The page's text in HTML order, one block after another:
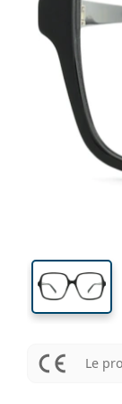
Hauteur
Le